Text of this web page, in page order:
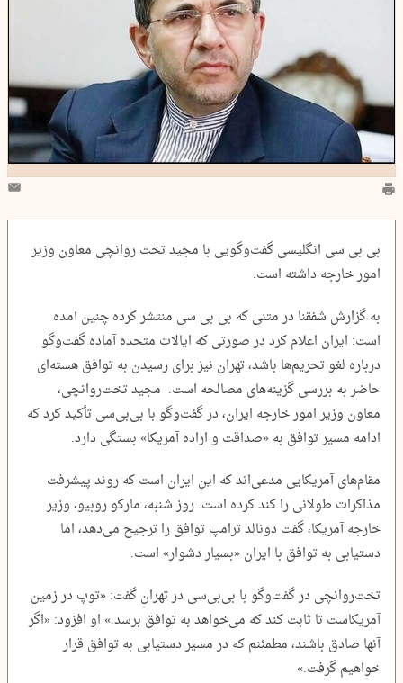
بی بی سی انگلیسی گفت‌وگویی با مجید تخت روانچی معاون وزیر
امور خارجه داشته است.
به گزارش شفقنا در متنی که بی بی سی منتشر کرده چنین آمده
است: ایران اعلام کرد در صورتی که ایالات متحده آماده گفت‌و‌گو
درباره لغو تحریم‌ها باشد، تهران نیز برای رسیدن به توافق هسته‌ای
حاضر به بررسی گزینه‌های مصالحه است. مجید تخت‌روانچی،
معاون وزیر امور خارجه ایران، در گفت‌و‌گو با بی‌بی‌سی تأکید کرد که
ادامه مسیر توافق به «صداقت و اراده آمریکا» بستگی دارد.
مقام‌های آمریکایی مدعی‌اند که این ایران است که روند پیشرفت
مذاکرات طولانی را کند کرده است. روز شنبه، مارکو روبیو، وزیر
خارجه آمریکا، گفت دونالد ترامپ توافق را ترجیح می‌دهد، اما
دستیابی به توافق با ایران «بسیار دشوار» است.
تخت‌روانچی در گفت‌و‌گو با بی‌بی‌سی در تهران گفت: «توپ در زمین
آمریکاست تا ثابت کند که می‌خواهد به توافق برسد.» او افزود: «اگر
آنها صادق باشند، مطمئنم که در مسیر دستیابی به توافق قرار
خواهیم گرفت.»